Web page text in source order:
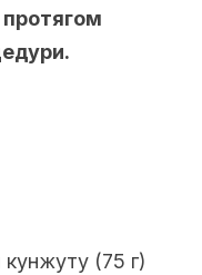
протягом
кунжуту (75 г)